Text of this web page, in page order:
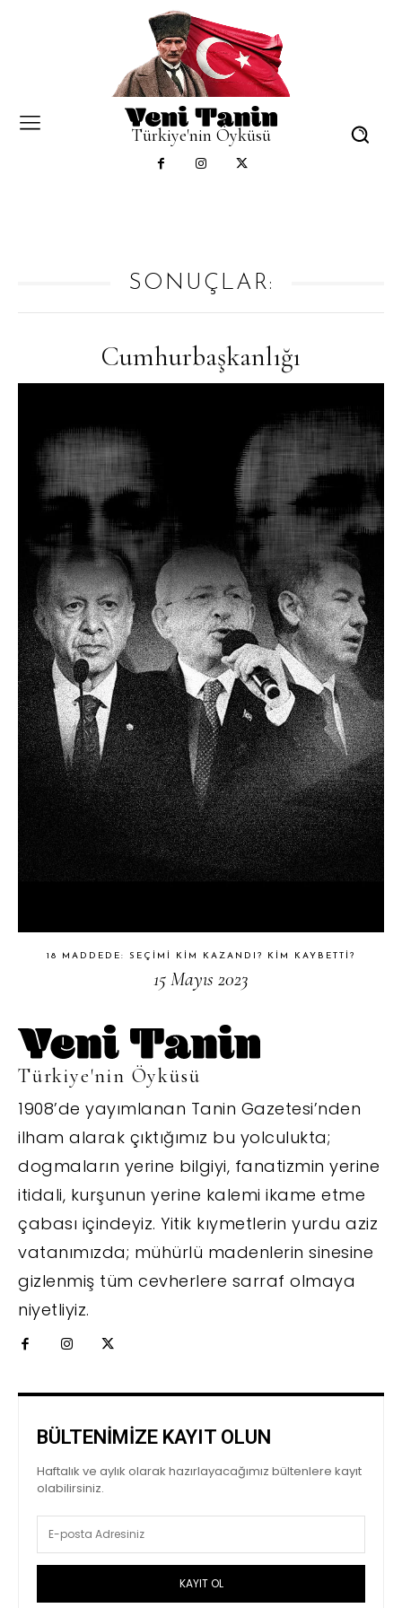
Türkiye'nin Öyküsü
SONUÇLAR:
Cumhurbaşkanlığı
18 MADDEDE: SEÇIMI KIM KAZANDI? KIM KAYBETTI?
15 Mayıs 2023
Türkiye'nin Öyküsü
1908’de yayımlanan Tanin Gazetesi’nden
ilham alarak çıktığımız bu yolculukta;
dogmaların yerine bilgiyi, fanatizmin yerine
itidali, kurşunun yerine kalemi ikame etme
çabası içindeyiz. Yitik kıymetlerin yurdu aziz
vatanımızda; mühürlü madenlerin sinesine
gizlenmiş tüm cevherlere sarraf olmaya
niyetliyiz.
BÜLTENİMİZE KAYIT OLUN
Haftalık ve aylık olarak hazırlayacağımız bültenlere kayıt
olabilirsiniz.
KAYIT OL